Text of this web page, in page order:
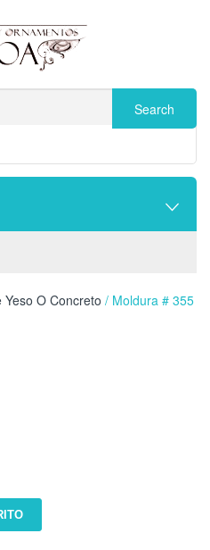
O Concreto / Moldura # 355